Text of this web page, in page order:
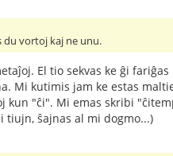
du vortoj kaj ne unu.
El tio sekvas ke ĝi fariĝas
Mi kutimis jam ke estas
kun "ĉi". Mi emas skribi
tiujn, ŝajnas al mi dogmo...)